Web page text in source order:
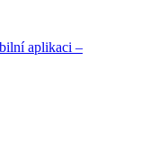
aplikaci –